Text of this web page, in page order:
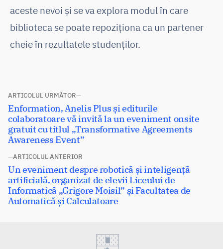
aceste nevoi și se va explora modul în care
biblioteca se poate repoziționa ca un partener
cheie în rezultatele studenților.
Navigare
în
articole
ARTICOLUL ANTERIOR
Articolul
anterior:
Un eveniment despre robotică și inteligență
artificială, organizat de elevii Liceului de
Informatică „Grigore Moisil” și Facultatea de
Automatică și Calculatoare
ARTICOLUL URMĂTOR
Articolul
următor:
Enformation, Anelis Plus și editurile
colaboratoare vă invită la un eveniment onsite
gratuit cu titlul „Transformative Agreements
Awareness Event”